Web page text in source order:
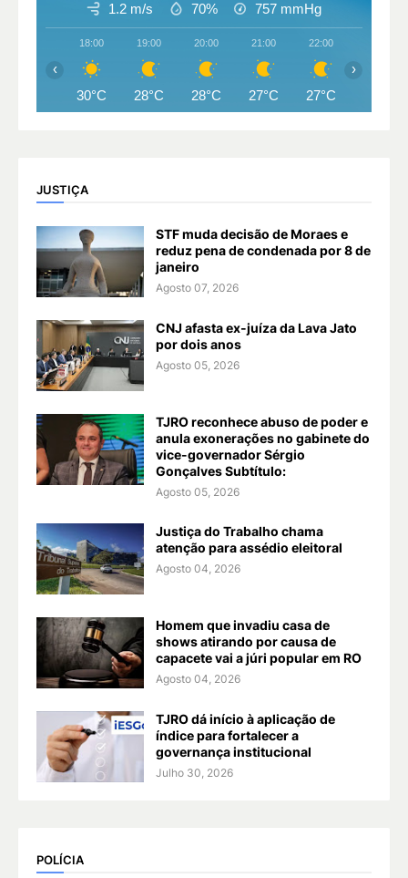
1.2 m/s 70% 757 mmHg
18:00
30°C
19:00
28°C
20:00
28°C
21:00
27°C
22:00
27°C
‹ ›
JUSTIÇA
STF muda decisão de Moraes e
reduz pena de condenada por 8 de
janeiro
Agosto 07, 2026
CNJ afasta ex-juíza da Lava Jato
por dois anos
Agosto 05, 2026
TJRO reconhece abuso de poder e
anula exonerações no gabinete do
vice-governador Sérgio
Gonçalves Subtítulo:
Agosto 05, 2026
Justiça do Trabalho chama
atenção para assédio eleitoral
Agosto 04, 2026
Homem que invadiu casa de
shows atirando por causa de
capacete vai a júri popular em RO
Agosto 04, 2026
TJRO dá início à aplicação de
índice para fortalecer a
governança institucional
Julho 30, 2026
POLÍCIA